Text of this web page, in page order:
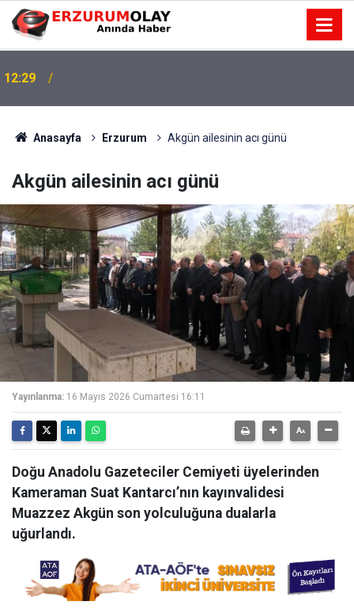
12:29
Anasayfa Erzurum Akgün ailesinin acı günü
Akgün ailesinin acı günü
Yayınlanma: 16 Mayıs 2026 Cumartesi 16:11
Doğu Anadolu Gazeteciler Cemiyeti üyelerinden
Kameraman Suat Kantarcı’nın kayınvalidesi
Muazzez Akgün son yolculuğuna dualarla
uğurlandı.